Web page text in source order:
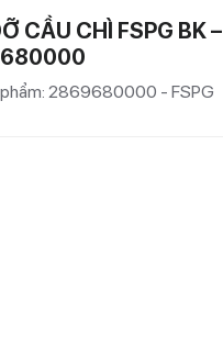
CẦU CHÌ FSPG BK –
phẩm: 2869680000 - FSPG